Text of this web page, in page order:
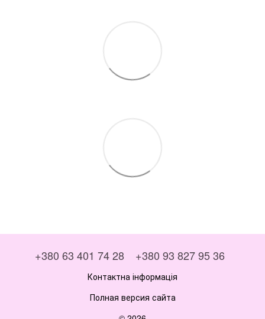
+380 63 401 74 28 +380 93 827 95 36
Контактна інформація
Полная версия сайта